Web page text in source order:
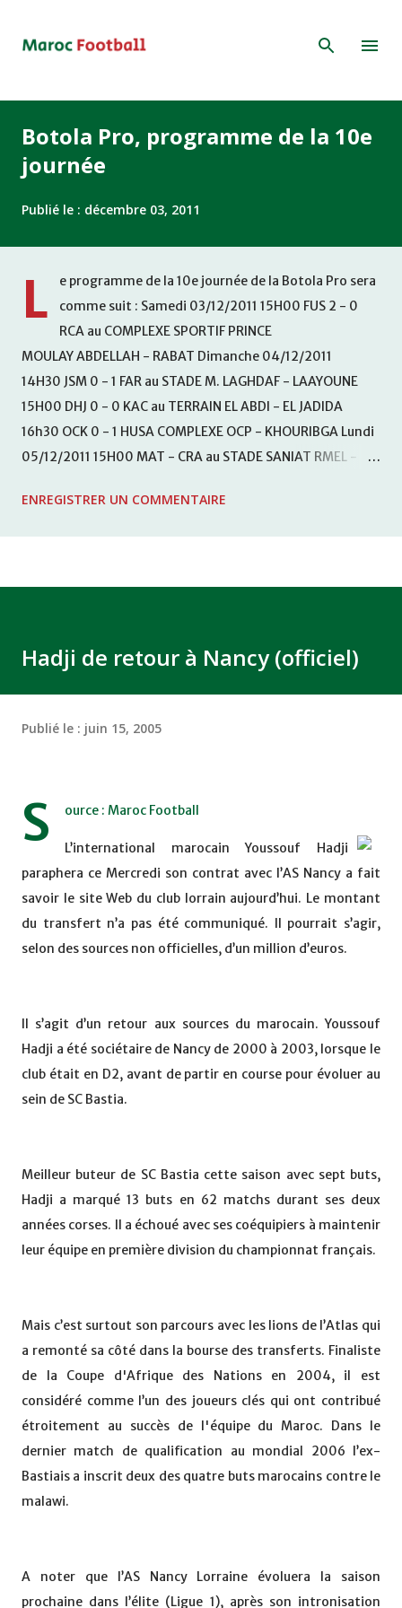
Botola Pro, programme de la 10e
journée
Publié le : décembre 03, 2011
L
e programme de la 10e journée de la Botola Pro sera
comme suit : Samedi 03/12/2011 15H00 FUS 2 - 0
RCA au COMPLEXE SPORTIF PRINCE
MOULAY ABDELLAH - RABAT Dimanche 04/12/2011
14H30 JSM 0 - 1 FAR au STADE M. LAGHDAF - LAAYOUNE
15H00 DHJ 0 - 0 KAC au TERRAIN EL ABDI - EL JADIDA
16h30 OCK 0 - 1 HUSA COMPLEXE OCP - KHOURIBGA Lundi
05/12/2011 15H00 MAT - CRA au STADE SANIAT RMEL -
KHEMISET Mardi 06/12/2011 15H00 WAF - OCS au
ENREGISTRER UN COMMENTAIRE
Hadji de retour à Nancy (officiel)
Publié le : juin 15, 2005
S ource : Maroc Football
L’international marocain Youssouf Hadji
paraphera ce Mercredi son contrat avec l’AS Nancy a fait
savoir le site Web du club lorrain aujourd’hui. Le montant
du transfert n’a pas été communiqué. Il pourrait s’agir,
selon des sources non officielles, d’un million d’euros.
Il s’agit d’un retour aux sources du marocain. Youssouf
Hadji a été sociétaire de Nancy de 2000 à 2003, lorsque le
club était en D2, avant de partir en course pour évoluer au
sein de SC Bastia.
Meilleur buteur de SC Bastia cette saison avec sept buts,
Hadji a marqué 13 buts en 62 matchs durant ses deux
années corses. Il a échoué avec ses coéquipiers à maintenir
leur équipe en première division du championnat français.
Mais c’est surtout son parcours avec les lions de l’Atlas qui
a remonté sa côté dans la bourse des transferts. Finaliste
de la Coupe d'Afrique des Nations en 2004, il est
considéré comme l’un des joueurs clés qui ont contribué
étroitement au succès de l'équipe du Maroc. Dans le
dernier match de qualification au mondial 2006 l’ex-
Bastiais a inscrit deux des quatre buts marocains contre le
malawi.
A noter que l’AS Nancy Lorraine évoluera la saison
prochaine dans l’élite (Ligue 1), après son intronisation